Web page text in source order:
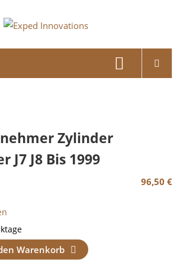
Zylinder
J7 J8 Bis 1999
96,50€
Warenkorb